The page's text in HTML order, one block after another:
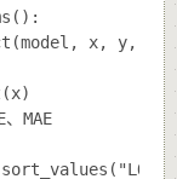
x, y,
、MAE